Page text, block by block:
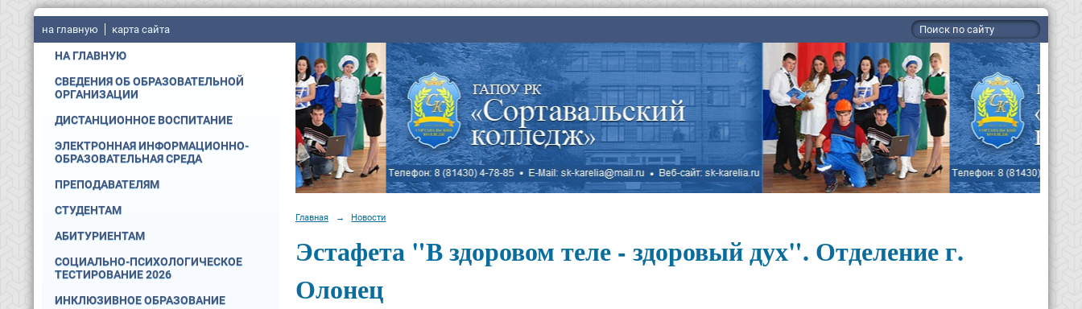
на главную карта сайта
НА ГЛАВНУЮ
СВЕДЕНИЯ ОБ ОБРАЗОВАТЕЛЬНОЙ
ОРГАНИЗАЦИИ
ДИСТАНЦИОННОЕ ВОСПИТАНИЕ
ЭЛЕКТРОННАЯ ИНФОРМАЦИОННО-
ОБРАЗОВАТЕЛЬНАЯ СРЕДА
ПРЕПОДАВАТЕЛЯМ
СТУДЕНТАМ
АБИТУРИЕНТАМ
СОЦИАЛЬНО-ПСИХОЛОГИЧЕСКОЕ
ТЕСТИРОВАНИЕ 2026
ИНКЛЮЗИВНОЕ ОБРАЗОВАНИЕ
Главная → Новости
Эстафета "В здоровом теле - здоровый дух". Отделение г.
Олонец